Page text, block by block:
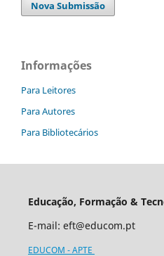
Nova Submissão
Informações
Para Leitores
Para Autores
Para Bibliotecários
Educação, Formação &
E-mail: eft@educom.pt
EDUCOM - APTE